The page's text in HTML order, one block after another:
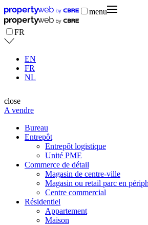
menu
FR
EN
FR
NL
close
A vendre
Bureau
Entrepôt
Entrepôt logistique
Unité PME
Commerce de détail
Magasin de centre-ville
Magasin ou retail parc en
Centre commercial
Résidentiel
Appartement
Maison